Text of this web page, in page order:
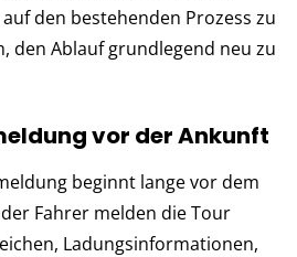
den bestehenden Prozess zu
den Ablauf grundlegend neu zu
vor der Ankunft
beginnt lange vor dem
Fahrer melden die Tour
Ladungsinformationen,